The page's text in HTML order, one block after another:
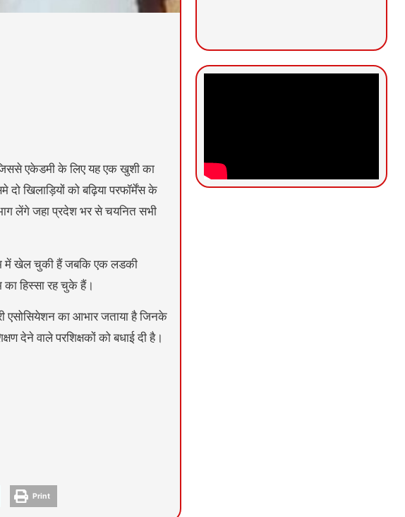
एकेडमी के लिए यह एक खुशी का
खिलाड़ियों को बढ़िया परफॉर्मेंस के
लेंगे जहा प्रदेश भर से चयनित सभी
में खेल चुकी हैं जबकि एक लडकी
हिस्सा रह चुके हैं।
एसोसियेशन का आभार जताया है जिनके
देने वाले परशिक्षकों को बधाई दी है।
Print